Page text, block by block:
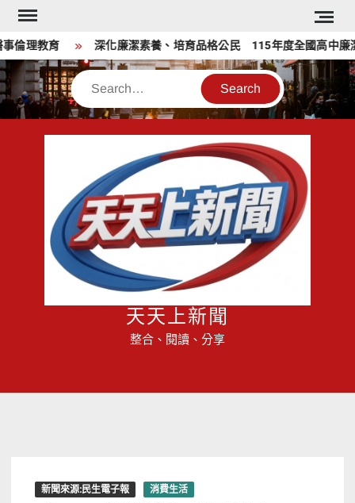
Skip
content
理教育 深化廉潔素養、培育品格公民 115年度全國高中廉潔
Search
天天上新聞
整合、閱讀、分享
新聞來源:民生電子報 消費生活